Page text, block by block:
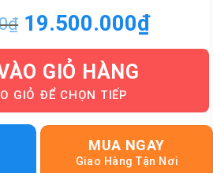
₫
Giá
gốc
là:
20.900.000₫.
19.500.000₫
Giá
hiện
tại
là:
19.500.000₫.
GIỎ HÀNG
MUA NGAY